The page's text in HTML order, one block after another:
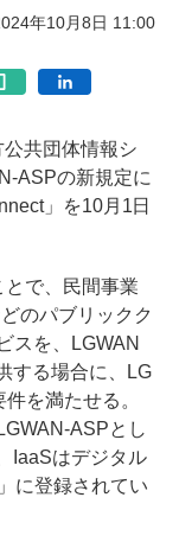
年10月8日 11:00
共団体情報シ
ASPの新規定に
」を10月1日
で、民間事業
のパブリックク
スを、LGWAN
する場合に、LG
を満たせる。
ASPとし
IaaSはデジタル
に登録されてい